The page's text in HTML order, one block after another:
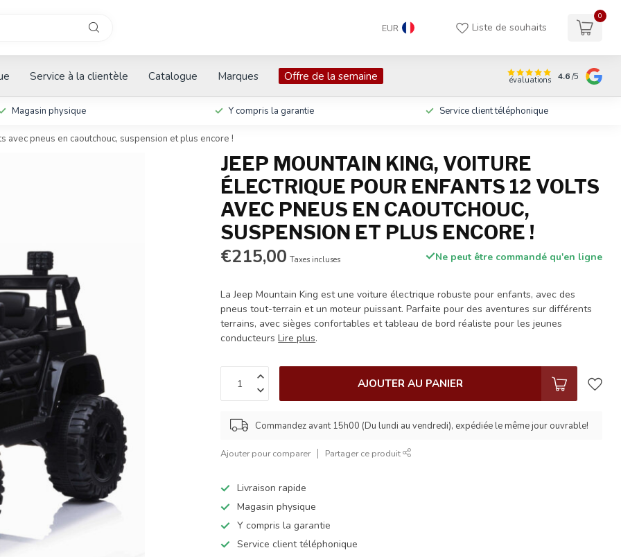
EUR Liste de souhaits
0
Service à la clientèle Catalogue Marques Offre de la semaine évaluations 4.6/5
Magasin physique Y compris la garantie Service client téléphonique
pneus en caoutchouc, suspension et plus encore !
JEEP MOUNTAIN KING, VOITURE
ÉLECTRIQUE POUR ENFANTS 12 VOLTS
AVEC PNEUS EN CAOUTCHOUC,
SUSPENSION ET PLUS ENCORE !
€215,00 Taxes incluses Ne peut être commandé qu'en ligne
La Jeep Mountain King est une voiture électrique robuste pour enfants, avec des
pneus tout-terrain et un moteur puissant. Parfaite pour des aventures sur différents
terrains, avec sièges confortables et tableau de bord réaliste pour les jeunes
conducteursLire plus.
AJOUTER AU PANIER
Commandez avant 15h00 (Du lundi au vendredi), expédiée le même jour ouvrable!
Ajouter pour comparer Partager ce produit
Livraison rapide
Magasin physique
Y compris la garantie
Service client téléphonique